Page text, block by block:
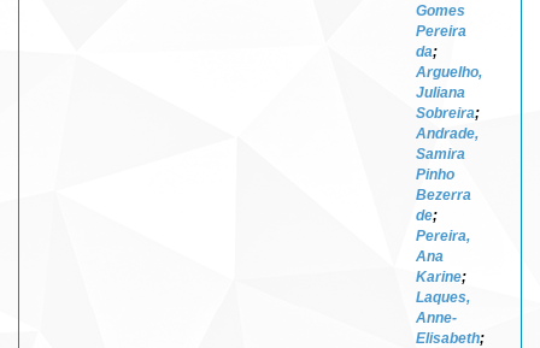
Gomes
Pereira
da;
Arguelho,
Juliana
Sobreira;
Andrade,
Samira
Pinho
Bezerra
de;
Pereira,
Ana
Karine;
Laques,
Anne-
Elisabeth;